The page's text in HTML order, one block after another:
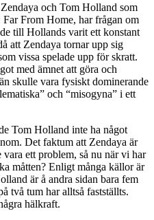
och Tom Holland som
From Home, har frågan om
till Hollands varit ett konstant
att Zendaya tornar upp sig
vissa spelade upp för skratt.
med ämnet att göra och
skulle vara fysiskt dominerande
och “misogyna” i ett
Tom Holland inte ha något
Det faktum att Zendaya är
ett problem, så nu när vi har
måtten? Enligt många källor är
är å andra sidan bara fem
två tum har alltså fastställts.
hälkraft.